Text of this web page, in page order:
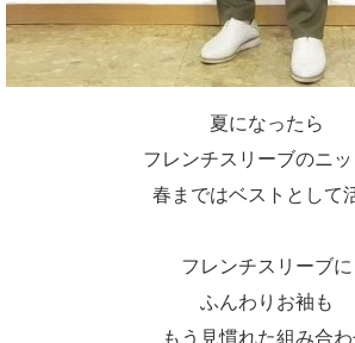
夏になったら
フレンチスリーブのニ
春まではベストとして
フレンチスリーブに
ふんわりお袖も
もう見慣れた組み合